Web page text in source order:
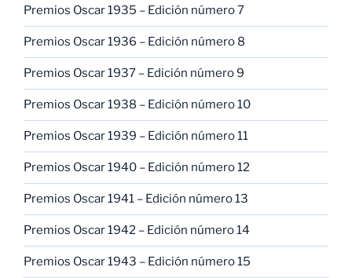
Premios Oscar 1935 – Edición número 7
Premios Oscar 1936 – Edición número 8
Premios Oscar 1937 – Edición número 9
Premios Oscar 1938 – Edición número 10
Premios Oscar 1939 – Edición número 11
Premios Oscar 1940 – Edición número 12
Premios Oscar 1941 – Edición número 13
Premios Oscar 1942 – Edición número 14
Premios Oscar 1943 – Edición número 15